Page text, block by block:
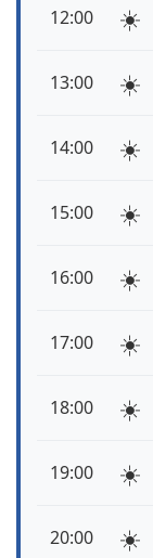
12:00 ☀️
13:00 ☀️
14:00 ☀️
15:00 ☀️
16:00 ☀️
17:00 ☀️
18:00 ☀️
19:00 ☀️
20:00 ☀️